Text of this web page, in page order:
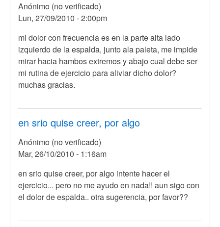
Anónimo (no verificado)
Lun, 27/09/2010 - 2:00pm
mi dolor con frecuencia es en la parte alta lado
izquierdo de la espalda, junto ala paleta, me impide
mirar hacia hambos extremos y abajo cual debe ser
mi rutina de ejercicio para aliviar dicho dolor?
muchas gracias.
en srio quise creer, por algo
Anónimo (no verificado)
Mar, 26/10/2010 - 1:16am
en srio quise creer, por algo intente hacer el
ejercicio... pero no me ayudo en nada!! aun sigo con
el dolor de espalda.. otra sugerencia, por favor??